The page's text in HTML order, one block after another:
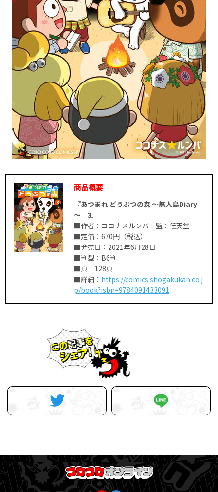
商品概要
『あつまれ どうぶつの森 ～無人島Diary
～ 3』
■作者：ココナスルンバ 監：任天堂
■定価：670円（税込）
■発売日：2021年6月28日
■判型：B6判
■頁：128頁
■詳細： https://comics.shogakukan.co.j
p/book?isbn=9784091433091